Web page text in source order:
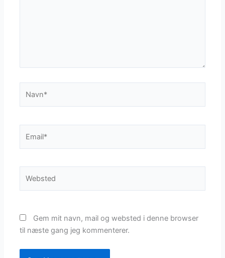
Gem mit navn, mail og websted i denne browser
til næste gang jeg kommenterer.